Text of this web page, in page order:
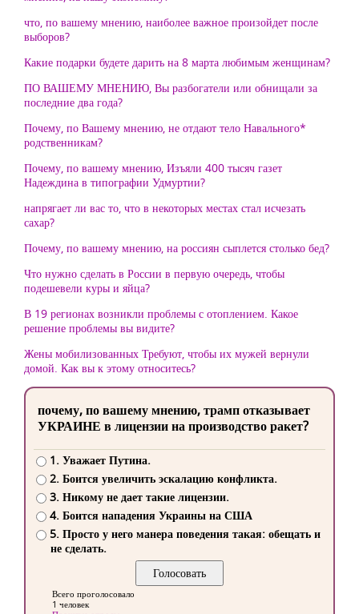
что, по вашему мнению, наиболее важное произойдет после
выборов?
Какие подарки будете дарить на 8 марта любимым женщинам?
ПО ВАШЕМУ МНЕНИЮ, Вы разбогатели или обнищали за
последние два года?
Почему, по Вашему мнению, не отдают тело Навального*
родственникам?
Почему, по вашему мнению, Изъяли 400 тысяч газет
Надеждина в типографии Удмуртии?
напрягает ли вас то, что в некоторых местах стал исчезать
сахар?
Почему, по вашему мнению, на россиян сыплется столько бед?
Что нужно сделать в России в первую очередь, чтобы
подешевели куры и яйца?
В 19 регионах возникли проблемы с отоплением. Какое
решение проблемы вы видите?
Жены мобилизованных Требуют, чтобы их мужей вернули
домой. Как вы к этому относитесь?
почему, по вашему мнению, трамп отказывает
УКРАИНЕ в лицензии на производство ракет?
1. Уважает Путина.
2. Боится увеличить эскалацию конфликта.
3. Никому не дает такие лицензии.
4. Боится нападения Украины на США
5. Просто у него манера поведения такая: обещать и
не сделать.
Всего проголосовало
1 человек